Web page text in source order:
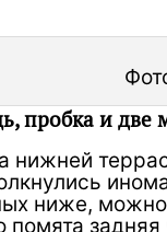
пробка и две
нижней
ниже, можно
помята